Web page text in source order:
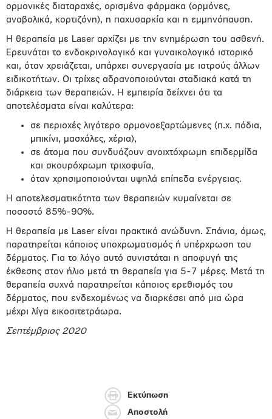
ορμονικές διαταραχές, ορισμένα φάρμακα (ορμόνες,
αναβολικά, κορτιζόνη), η παχυσαρκία και η εμμηνόπαυση.
Η θεραπεία με Laser αρχίζει με την ενημέρωση του ασθενή.
Ερευνάται το ενδοκρινολογικό και γυναικολογικό ιστορικό
και, όταν χρειάζεται, υπάρχει συνεργασία με ιατρούς άλλων
ειδικοτήτων. Οι τρίχες αδρανοποιούνται σταδιακά κατά τη
διάρκεια των θεραπειών. Η εμπειρία δείχνει ότι τα
αποτελέσματα είναι καλύτερα:
σε περιοχές λιγότερο ορμονοεξαρτώμενες (π.χ. πόδια,
μπικίνι, μασχάλες, χέρια),
σε άτομα που συνδυάζουν ανοιχτόχρωμη επιδερμίδα
και σκουρόχρωμη τριχοφυΐα,
όταν χρησιμοποιούνται υψηλά επίπεδα ενέργειας.
Η αποτελεσματικότητα των θεραπειών κυμαίνεται σε
ποσοστό 85%-90%.
Η θεραπεία με Laser είναι πρακτικά ανώδυνη. Σπάνια, όμως,
παρατηρείται κάποιος υποχρωματισμός ή υπέρχρωση του
δέρματος. Για το λόγο αυτό συνιστάται η αποφυγή της
έκθεσης στον ήλιο μετά τη θεραπεία για 5-7 μέρες. Μετά τη
θεραπεία συχνά παρατηρείται κάποιος ερεθισμός του
δέρματος, που ενδεχομένως να διαρκέσει από μια ώρα
μέχρι λίγα εικοσιτετράωρα.
Σεπτέμβριος 2020
Εκτύπωση
Αποστολή